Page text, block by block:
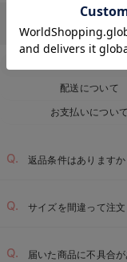
配送について
お支払いについて
返品条件はありますか
サイズを間違って注
届いた商品に不具合